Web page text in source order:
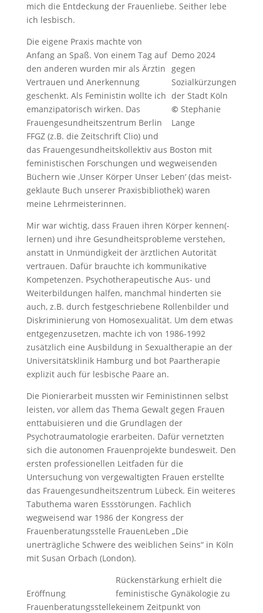
mich die Entdeckung der Frauenliebe. Seither lebe
ich lesbisch.
Demo 2024
gegen
Sozialkürzungen
der Stadt Köln
© Stephanie
Lange
Die eigene Praxis machte von
Anfang an Spaß. Von einem Tag auf
den anderen wurden mir als Ärztin
Vertrauen und Anerkennung
geschenkt. Als Feministin wollte ich
emanzipatorisch wirken. Das
Frauengesundheitszentrum Berlin
FFGZ (z.B. die Zeitschrift Clio) und
das Frauengesundheitskollektiv aus Boston mit
feministischen Forschungen und wegweisenden
Büchern wie ‚Unser Körper Unser Leben‘ (das meist-
geklaute Buch unserer Praxisbibliothek) waren
meine Lehrmeisterinnen.
Mir war wichtig, dass Frauen ihren Körper kennen(-
lernen) und ihre Gesundheitsprobleme verstehen,
anstatt in Unmündigkeit der ärztlichen Autorität
vertrauen. Dafür brauchte ich kommunikative
Kompetenzen. Psychotherapeutische Aus- und
Weiterbildungen halfen, manchmal hinderten sie
auch, z.B. durch festgeschriebene Rollenbilder und
Diskriminierung von Homosexualität. Um dem etwas
entgegenzusetzen, machte ich von 1986-1992
zusätzlich eine Ausbildung in Sexualtherapie an der
Universitätsklinik Hamburg und bot Paartherapie
explizit auch für lesbische Paare an.
Die Pionierarbeit mussten wir Feministinnen selbst
leisten, vor allem das Thema Gewalt gegen Frauen
enttabuisieren und die Grundlagen der
Psychotraumatologie erarbeiten. Dafür vernetzten
sich die autonomen Frauenprojekte bundesweit. Den
ersten professionellen Leitfaden für die
Untersuchung von vergewaltigten Frauen erstellte
das Frauengesundheitszentrum Lübeck. Ein weiteres
Tabuthema waren Essstörungen. Fachlich
wegweisend war 1986 der Kongress der
Frauenberatungsstelle FrauenLeben „Die
unerträgliche Schwere des weiblichen Seins“ in Köln
mit Susan Orbach (London).
Eröffnung
Frauenberatungsstelle
Rückenstärkung erhielt die
feministische Gynäkologie zu
keinem Zeitpunkt von